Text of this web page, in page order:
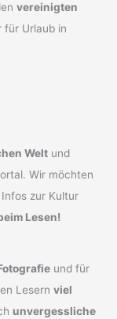
vereinigten
für Urlaub in
Welt und
Wir möchten
zur Kultur
Lesen!
und für
Lesernviel
unvergessliche